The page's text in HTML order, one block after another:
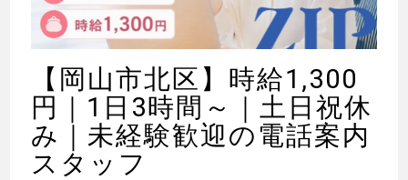
【岡山市北区】時給1,300
円｜1日3時間～｜土日祝休
み｜未経験歓迎の電話案内
スタッフ